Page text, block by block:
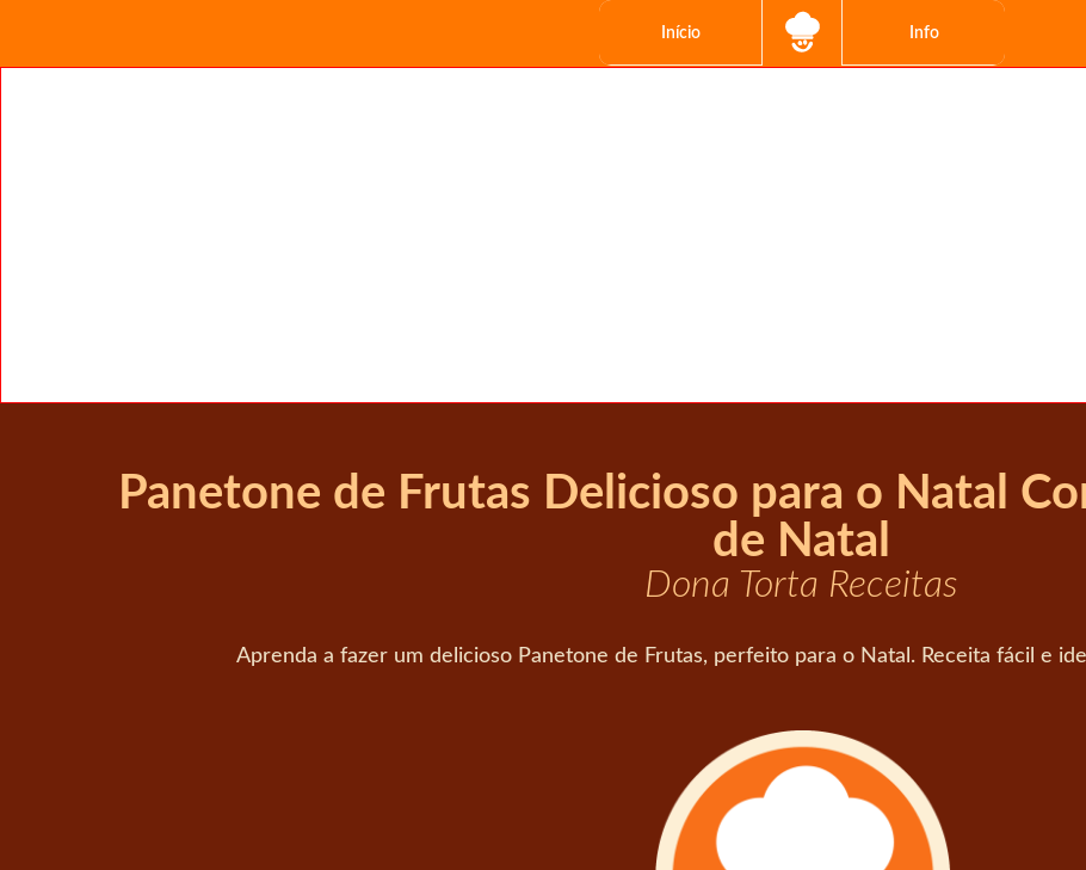
Início Info
Panetone de Frutas Delicioso para o Natal
de Natal
Dona Torta Receitas
Aprenda a fazer um delicioso Panetone de Frutas, perfeito para o Natal. Receita fácil e